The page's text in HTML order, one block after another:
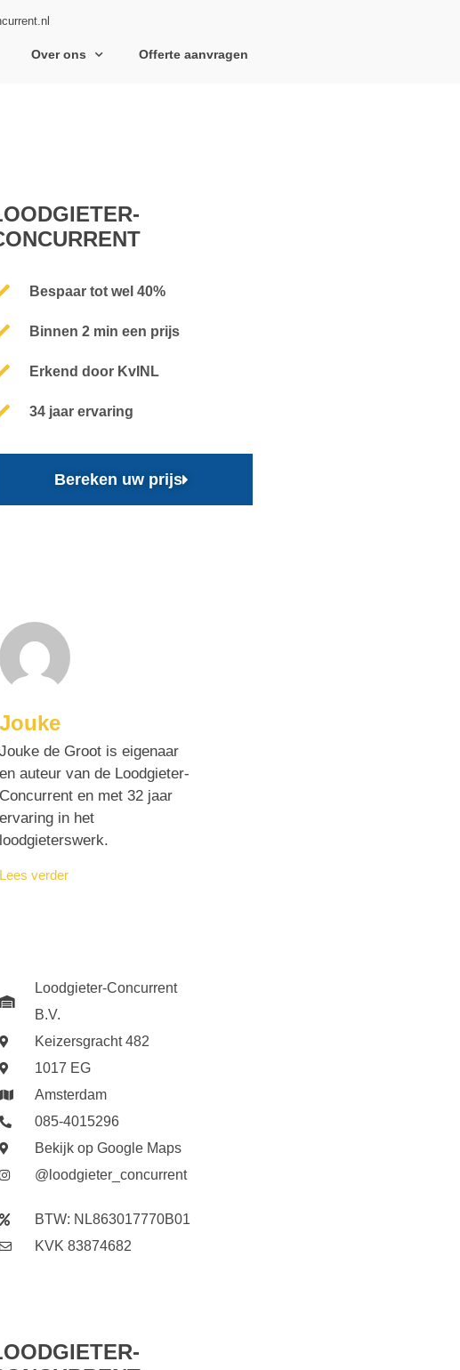
Over ons Offerte aanvragen
Bespaar tot wel 40%
Binnen 2 min een prijs
Erkend door KvINL
34 jaar ervaring
Bereken uw prijs
Jouke
Jouke de Groot is eigenaar
en auteur van de Loodgieter-
Concurrent en met 32 jaar
ervaring in het
loodgieterswerk.
Lees verder
Loodgieter-Concurrent
B.V.
Keizersgracht 482
1017 EG
Amsterdam
085-4015296
Bekijk op Google Maps
@loodgieter_concurrent
BTW: NL863017770B01
KVK 83874682